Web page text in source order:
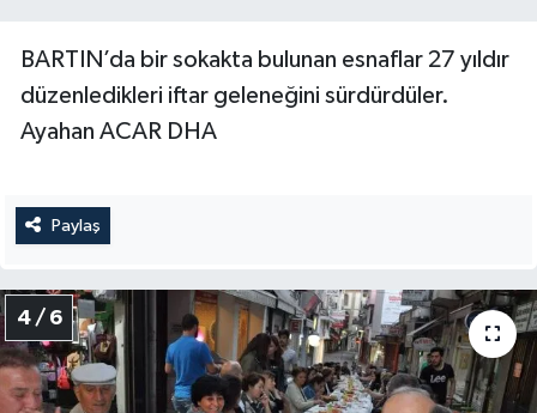
BARTIN’da bir sokakta bulunan esnaflar 27 yıldır
düzenledikleri iftar geleneğini sürdürdüler.
Ayahan ACAR DHA
Paylaş
4 / 6